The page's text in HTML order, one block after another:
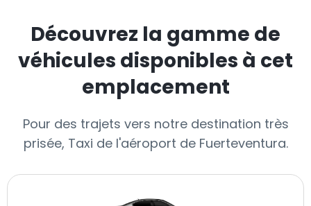
Découvrez la gamme de
véhicules disponibles à cet
emplacement
Pour des trajets vers notre destination très
prisée, Taxi de l'aéroport de Fuerteventura.